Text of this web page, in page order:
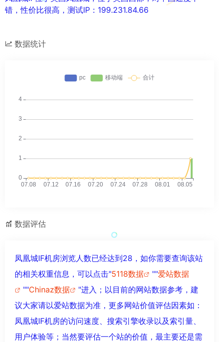
错，性价比很高，测试IP：199.231.84.66
数据统计
数据评估
凤凰城IF机房浏览人数已经达到28，如你需要查询该站
的相关权重信息，可以点击"5118数据 ""爱站数据
""Chinaz数据
"进入；以目前的网站数据参考，建
议大家请以爱站数据为准，更多网站价值评估因素如：
凤凰城IF机房的访问速度、搜索引擎收录以及索引量、
用户体验等；当然要评估一个站的价值，最主要还是需